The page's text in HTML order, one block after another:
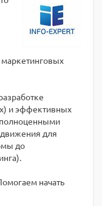
и эффективных
для
до
начать